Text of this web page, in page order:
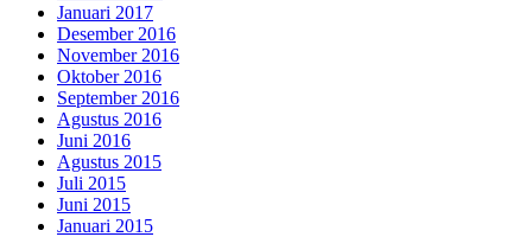
Januari 2017
Desember 2016
November 2016
Oktober 2016
September 2016
Agustus 2016
Juni 2016
Agustus 2015
Juli 2015
Juni 2015
Januari 2015